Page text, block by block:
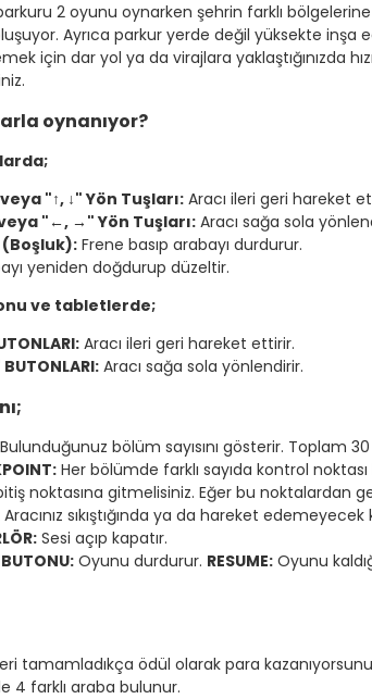
2 oyunu oynarken şehrin farklı
Ayrıca parkur yerde değil yüksekte inşa
için dar yol ya da virajlara yaklaştığınızda
oynanıyor?
"↑, ↓" Yön Tuşları: Aracı ileri geri hareket
"←, →" Yön Tuşları: Aracı sağa sola
(Boşluk): Frene basıp arabayı durdurur.
yeniden doğdurup düzeltir.
ve tabletlerde;
Aracı ileri geri hareket ettirir.
Aracı sağa sola yönlendirir.
Bulunduğunuz bölüm sayısını gösterir. Toplam
Her bölümde farklı sayıda kontrol
noktasına gitmelisiniz. Eğer bu noktalardan
Aracınız sıkıştığında ya da hareket
Sesi açıp kapatır.
BUTONU:Oyunu durdurur. RESUME: Oyunu
tamamladıkça ödül olarak para
4 farklı araba bulunur.